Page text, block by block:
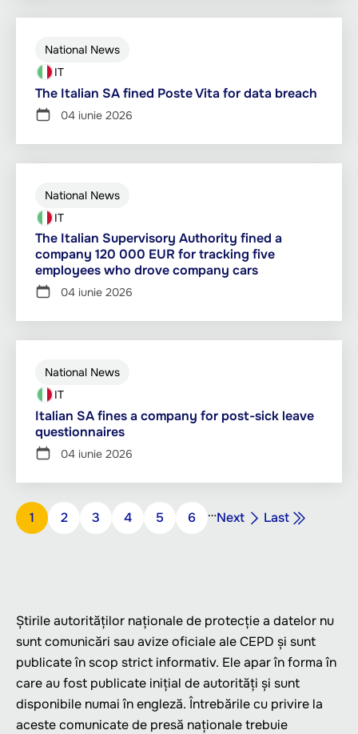
National News
IT
The Italian SA fined Poste Vita for data breach
04 iunie 2026
National News
IT
The Italian Supervisory Authority fined a
company 120 000 EUR for tracking five
employees who drove company cars
04 iunie 2026
National News
IT
Italian SA fines a company for post-sick leave
questionnaires
04 iunie 2026
Paginație
Pagina
1 Pagina
2 Pagina
3 Pagina
4 Pagina
5 Pagina
6 …Pagina
următoare
Next Ultima
pagină
Last
Știrile autorităților naționale de protecție a datelor nu
sunt comunicări sau avize oficiale ale CEPD și sunt
publicate în scop strict informativ. Ele apar în forma în
care au fost publicate inițial de autorități și sunt
disponibile numai în engleză. Întrebările cu privire la
aceste comunicate de presă naționale trebuie